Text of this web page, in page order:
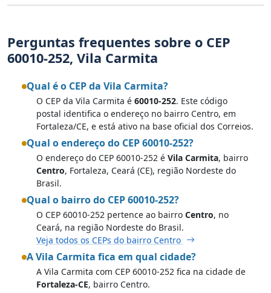
Perguntas frequentes sobre o CEP
60010-252, Vila Carmita
Qual é o CEP da Vila Carmita?
O CEP da Vila Carmita é 60010-252. Este código
postal identifica o endereço no bairro Centro, em
Fortaleza/CE, e está ativo na base oficial dos Correios.
Qual o endereço do CEP 60010-252?
O endereço do CEP 60010-252 é Vila Carmita, bairro
Centro, Fortaleza, Ceará (CE), região Nordeste do
Brasil.
Qual o bairro do CEP 60010-252?
O CEP 60010-252 pertence ao bairro Centro, no
Ceará, na região Nordeste do Brasil.
Veja todos os CEPs do bairro Centro
A Vila Carmita fica em qual cidade?
A Vila Carmita com CEP 60010-252 fica na cidade de
Fortaleza-CE, bairro Centro.